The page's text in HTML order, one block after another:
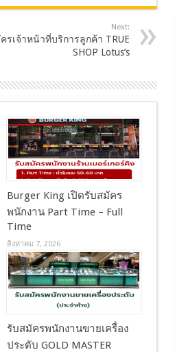
Next:
รเจ้าหน้าที่บริการลูกค้า TRUE
SHOP Lotus’s
Burger King เปิดรับสมัคร
พนักงาน Part Time – Full
Time
สิงหาคม 7, 2026
รับสมัครพนักงานขายเครื่อง
ประดับ GOLD MASTER